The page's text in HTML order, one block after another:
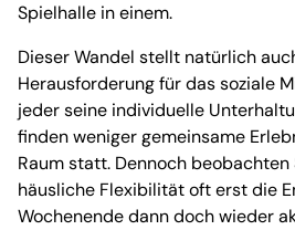
Spielhalle in einem.
Dieser Wandel stellt natürlich
Herausforderung für das soziale
jeder seine individuelle
finden weniger gemeinsame
Raum statt. Dennoch beobachten
häusliche Flexibilität oft erst die
Wochenende dann doch wieder